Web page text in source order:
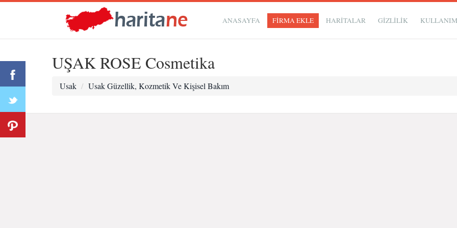
ANASAYFA FİRMA EKLE HARİTALAR GIZLILIK
UŞAK ROSE Cosmetika
Usak Usak Güzellik, Kozmetik Ve Kişisel Bakım